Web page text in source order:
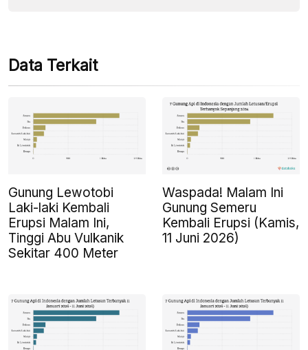
Data Terkait
Gunung Lewotobi
Laki-laki Kembali
Erupsi Malam Ini,
Tinggi Abu Vulkanik
Sekitar 400 Meter
Waspada! Malam Ini
Gunung Semeru
Kembali Erupsi (Kamis,
11 Juni 2026)